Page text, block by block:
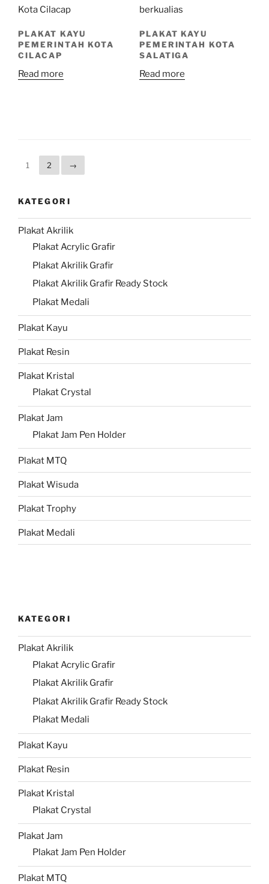
PLAKAT KAYU
PEMERINTAH KOTA
CILACAP
Read more
PLAKAT KAYU
PEMERINTAH KOTA
SALATIGA
Read more
1 2 →
KATEGORI
Plakat Akrilik
Plakat Acrylic Grafir
Plakat Akrilik Grafir
Plakat Akrilik Grafir Ready Stock
Plakat Medali
Plakat Kayu
Plakat Resin
Plakat Kristal
Plakat Crystal
Plakat Jam
Plakat Jam Pen Holder
Plakat MTQ
Plakat Wisuda
Plakat Trophy
Plakat Medali
KATEGORI
Plakat Akrilik
Plakat Acrylic Grafir
Plakat Akrilik Grafir
Plakat Akrilik Grafir Ready Stock
Plakat Medali
Plakat Kayu
Plakat Resin
Plakat Kristal
Plakat Crystal
Plakat Jam
Plakat Jam Pen Holder
Plakat MTQ